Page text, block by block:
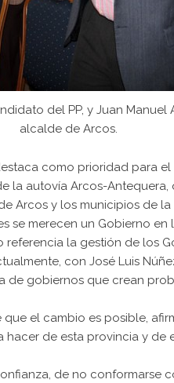
del PP, y Juan Manuel
alcalde de Arcos.
como prioridad para
la autovía Arcos-
Arcos y los municipios de la
se merecen un Gobierno
la gestión de los
con José Luis
de gobiernos que crean
el cambio es posible,
de esta provincia y de
de no conformarse